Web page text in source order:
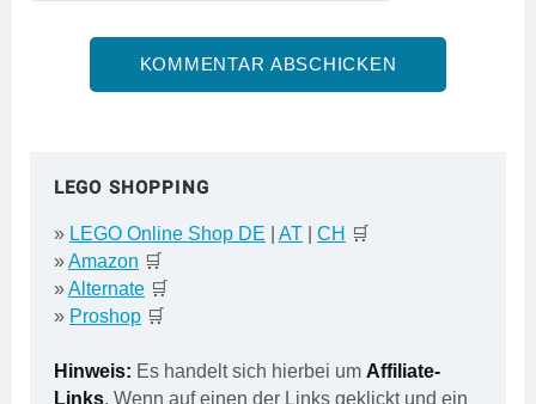
LEGO SHOPPING
» LEGO Online Shop DE AT CH 🛒
»Amazon 🛒
»Alternate 🛒
» Proshop 🛒
Hinweis: Es handelt sich hierbei um Affiliate-
Links. Wenn auf einen der Links geklickt und ein